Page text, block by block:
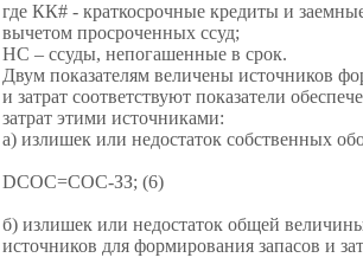
где КК# - краткосрочные кредиты и заемные
вычетом просроченных ссуд;
НС – ссуды, непогашенные в срок.
Двум показателям величены источников
и затрат соответствуют показатели
затрат этими источниками:
а) излишек или недостаток собственных
DСОС=СОС-ЗЗ; (6)
б) излишек или недостаток общей
источников для формирования запасов и